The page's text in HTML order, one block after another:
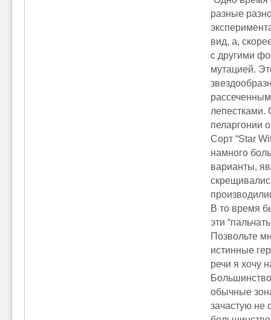
разные
вид, а,
с другими
мутацией.
пеларгонии
Сорт “Star
намного
варианты,
В то время
эти
Позвольте
истинные
речи я хочу
обычные
зачастую не